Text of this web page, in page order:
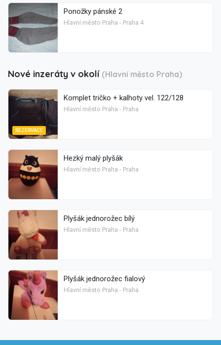
Ponožky pánské 2
Hlavní město Praha - Praha 4
Nové inzeráty v okolí (Hlavní město Praha)
REZERVACE
Komplet tričko + kalhoty vel. 122/128
Hlavní město Praha - Praha
Hezký malý plyšák
Hlavní město Praha - Praha
Plyšák jednorožec bílý
Hlavní město Praha - Praha
Plyšák jednorožec fialový
Hlavní město Praha - Praha